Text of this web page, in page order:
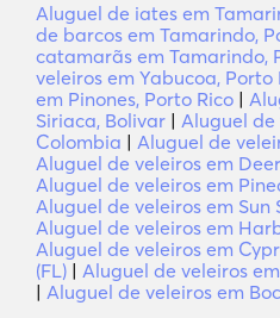
Aluguel de iates em
de barcos em Tamarindo,
catamarãs em Tamarindo,
veleiros em Yabucoa, Porto
em Pinones, Porto Rico |
Siriaca, Bolivar | Aluguel de
Colombia | Aluguel de
Aluguel de veleiros em
Aluguel de veleiros em
Aluguel de veleiros em Sun
Aluguel de veleiros em
Aluguel de veleiros em
(FL) | Aluguel de veleiros
| Aluguel de veleiros em